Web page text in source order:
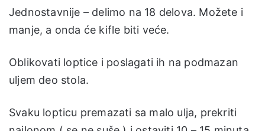
Jednostavnije – delimo na 18 delova. Možete i
manje, a onda će kifle biti veće.
Oblikovati loptice i poslagati ih na podmazan
uljem deo stola.
Svaku lopticu premazati sa malo ulja, prekriti